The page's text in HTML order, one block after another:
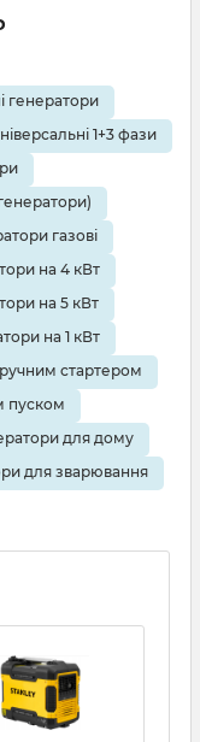
генератори
1+3 фази
газові
на 4 кВт
на 5 кВт
на 1 кВт
стартером
пуском
для дому
для зварювання